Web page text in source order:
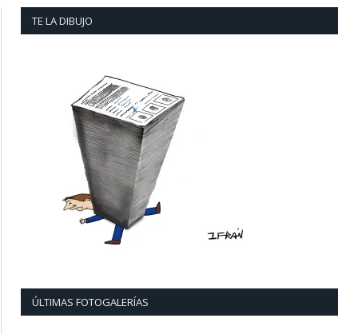
TE LA DIBUJO
ÚLTIMAS FOTOGALERÍAS